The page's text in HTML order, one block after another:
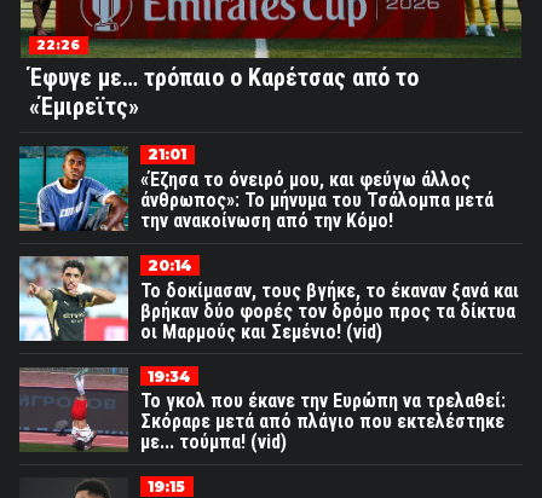
22:26
Έφυγε με… τρόπαιο ο Καρέτσας από το
«Έμιρεϊτς»
21:01
«Έζησα το όνειρό μου, και φεύγω άλλος
άνθρωπος»: Το μήνυμα του Τσάλομπα μετά
την ανακοίνωση από την Κόμο!
20:14
Το δοκίμασαν, τους βγήκε, το έκαναν ξανά και
βρήκαν δύο φορές τον δρόμο προς τα δίκτυα
οι Μαρμούς και Σεμένιο! (vid)
19:34
Το γκολ που έκανε την Ευρώπη να τρελαθεί:
Σκόραρε μετά από πλάγιο που εκτελέστηκε
με... τούμπα! (vid)
19:15